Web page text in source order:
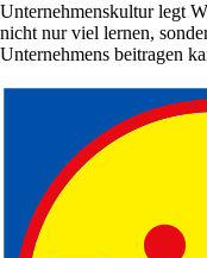
Unternehmenskultur legt
nicht nur viel lernen,
Unternehmens beitragen